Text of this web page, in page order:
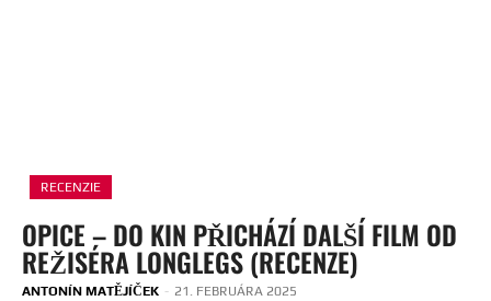
RECENZIE
OPICE – DO KIN PŘICHÁZÍ DALŠÍ FILM OD
REŽISÉRA LONGLEGS (RECENZE)
ANTONÍN MATĚJÍČEK - 21. FEBRUÁRA 2025